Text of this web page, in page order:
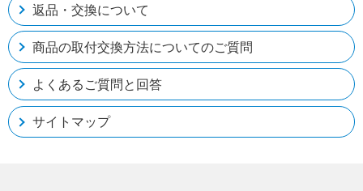
返品・交換について
商品の取付交換方法についてのご質問
よくあるご質問と回答
サイトマップ